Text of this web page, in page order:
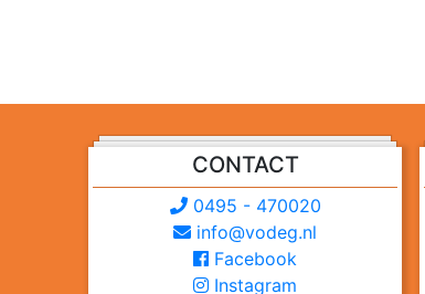
CONTACT
0495 - 470020
info@vodeg.nl
Facebook
Instagram